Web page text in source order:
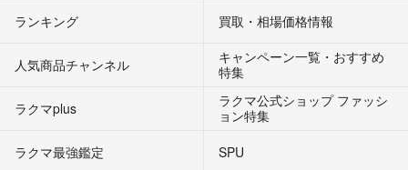
ランキング 買取・相場価格情報
人気商品チャンネル
キャンペーン一覧・おすすめ
特集
ラクマplus
ラクマ公式ショップ ファッシ
ョン特集
ラクマ最強鑑定
SPU